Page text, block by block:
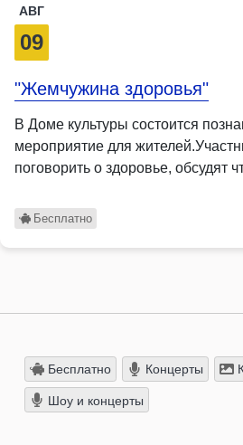
АВГ
09
"Жемчужина здоровья"
В Доме культуры состоится
мероприятие для
поговорить о здоровье, обсудят
Бесплатно
Бесплатно Концерты
Шоу и концерты